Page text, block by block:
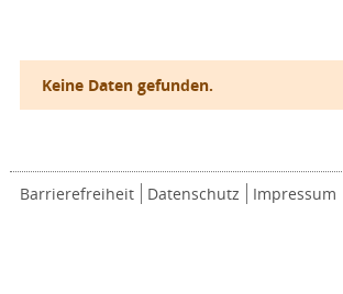
Keine Daten gefunden.
Barrierefreiheit Datenschutz Impressum